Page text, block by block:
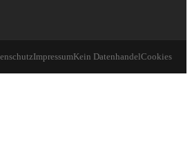
ImpressumKein DatenhandelCookies